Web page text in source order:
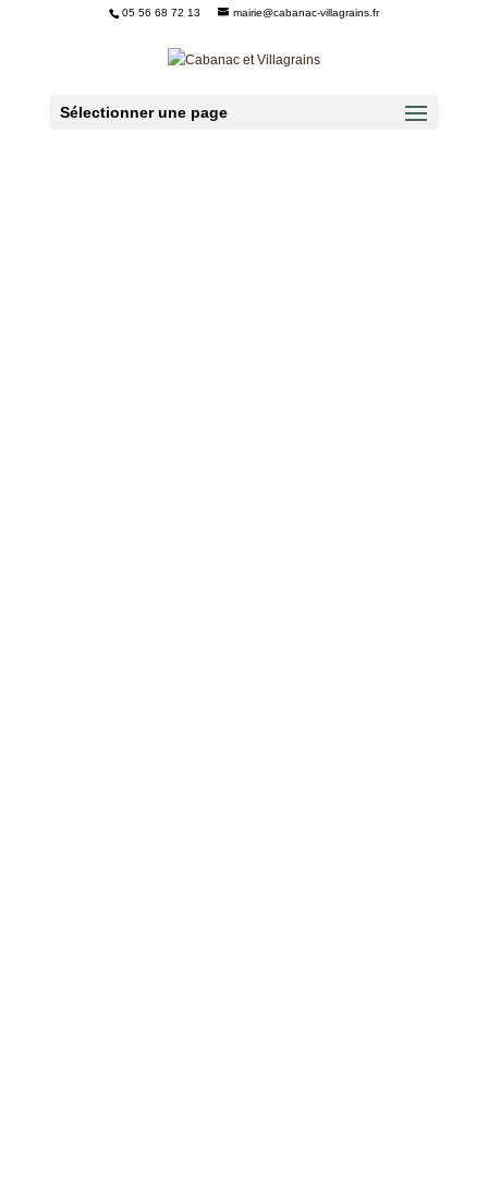
05 56 68 72 13 mairie@cabanac-villagrains.fr
Sélectionner une page